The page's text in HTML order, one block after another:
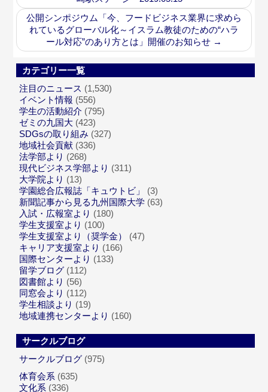
公開シンポジウム「今、フードビジネス業界に求めら
れているグローバル化～イスラム教徒のための“ハラ
ール対応”のあり方とは」開催のお知らせ →
カテゴリー一覧
注目のニュース (1,530)
イベント情報 (556)
学生の活動紹介 (795)
ゼミの九国大 (423)
SDGsの取り組み (327)
地域社会貢献 (336)
法学部より (268)
現代ビジネス学部より (311)
大学院より (13)
学園総合広報誌「キュウトビ」
(3)
新聞記事から見る九州国際大学 (63)
入試・広報室より (180)
学生支援室より (100)
学生支援室より（奨学金）
(47)
キャリア支援室より (166)
国際センターより (133)
留学ブログ (112)
図書館より (56)
同窓会より (112)
学生相談より (19)
地域連携センターより (160)
サークルブログ
サークルブログ (975)
体育会系 (635)
文化系 (336)